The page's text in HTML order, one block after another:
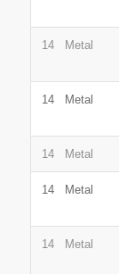
14 Metal
14 Metal
14 Metal
14 Metal
14 Metal